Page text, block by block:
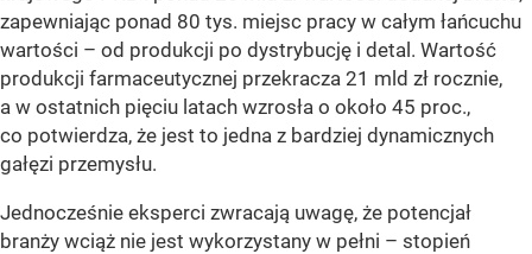
zapewniając ponad 80 tys. miejsc pracy w całym łańcuchu
wartości – od produkcji po dystrybucję i detal. Wartość
produkcji farmaceutycznej przekracza 21 mld zł rocznie,
a w ostatnich pięciu latach wzrosła o około 45 proc.,
co potwierdza, że jest to jedna z bardziej dynamicznych
gałęzi przemysłu.
Jednocześnie eksperci zwracają uwagę, że potencjał
branży wciąż nie jest wykorzystany w pełni – stopień